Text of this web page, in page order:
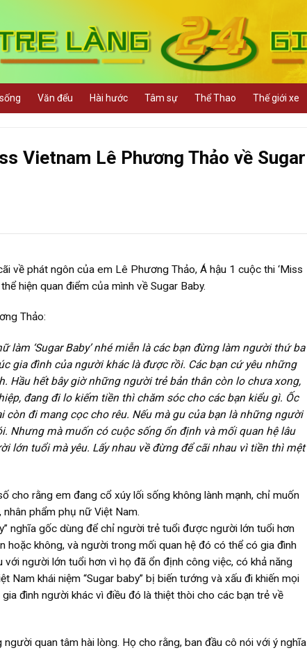
Văn đểu Hài hước Tâm sự Thể Thao Thế giới xe
Vietnam Lê Phương Thảo về Sugar
về phát ngôn của em Lê Phương Thảo, Á hậu 1 cuộc thi ‘Miss
hiện quan điểm của mình về Sugar Baby.
Thảo:
làm ‘Sugar Baby’ nhé miễn là các bạn đừng làm người thứ ba
gia đình của người khác là được rồi. Các bạn cứ yêu những
Hầu hết bây giờ những người trẻ bản thân còn lo chưa xong,
đang đi lo kiếm tiền thì chăm sóc cho các bạn kiểu gì. Ốc
còn đi mang cọc cho rêu. Nếu mà gu của bạn là những người
Nhưng mà muốn có cuộc sống ổn định và mối quan hệ lâu
lớn tuổi mà yêu. Lấy nhau về đừng để cãi nhau vì tiền thì mệt
cho rằng em đang cổ xúy lối sống không lành mạnh, chỉ muốn
phẩm phụ nữ Việt Nam.
nghĩa gốc dùng để chỉ người trẻ tuổi được người lớn tuổi hơn
không, và người trong mối quan hệ đó có thể có gia đình
người lớn tuổi hơn vì họ đã ổn định công việc, có khả năng
Nam khái niệm “Sugar baby” bị biến tướng và xấu đi khiến mọi
đình người khác vì điều đó là thiệt thòi cho các bạn trẻ về
quan tâm hài lòng. Họ cho rằng, ban đầu cô nói với ý nghĩa